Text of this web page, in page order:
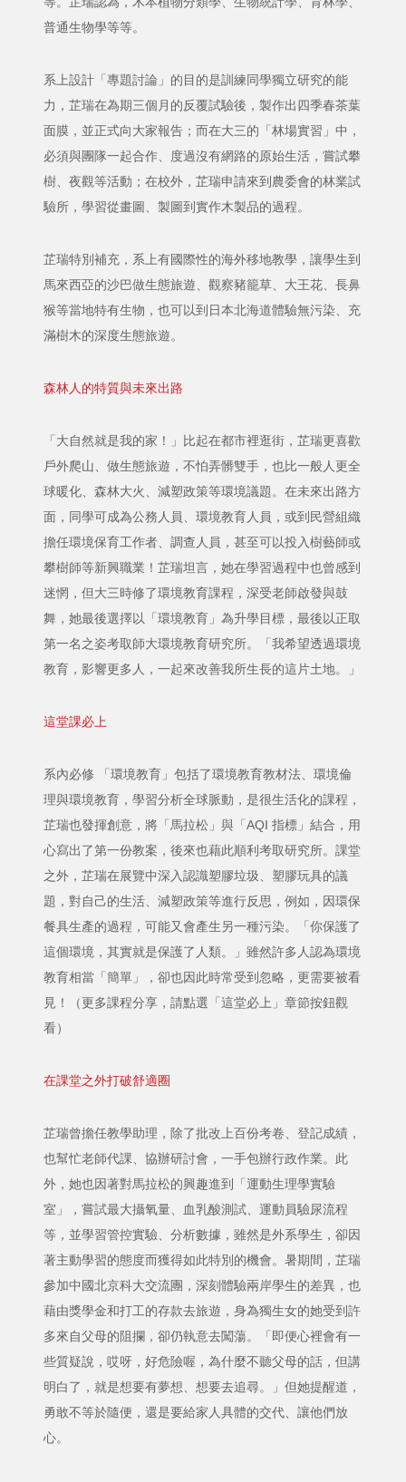
普通生物學等等。
系上設計「專題討論」的目的是訓練同學獨立研究的能
力，芷瑞在為期三個月的反覆試驗後，製作出四季春茶葉
面膜，並正式向大家報告；而在大三的「林場實習」中，
必須與團隊一起合作、度過沒有網路的原始生活，嘗試攀
樹、夜觀等活動；在校外，芷瑞申請來到農委會的林業試
驗所，學習從畫圖、製圖到實作木製品的過程。
芷瑞特別補充，系上有國際性的海外移地教學，讓學生到
馬來西亞的沙巴做生態旅遊、觀察豬籠草、大王花、長鼻
猴等當地特有生物，也可以到日本北海道體驗無污染、充
滿樹木的深度生態旅遊。
森林人的特質與未來出路
「大自然就是我的家！」比起在都市裡逛街，芷瑞更喜歡
戶外爬山、做生態旅遊，不怕弄髒雙手，也比一般人更全
球暖化、森林大火、減塑政策等環境議題。在未來出路方
面，同學可成為公務人員、環境教育人員，或到民營組織
擔任環境保育工作者、調查人員，甚至可以投入樹藝師或
攀樹師等新興職業！芷瑞坦言，她在學習過程中也曾感到
迷惘，但大三時修了環境教育課程，深受老師啟發與鼓
舞，她最後選擇以「環境教育」為升學目標，最後以正取
第一名之姿考取師大環境教育研究所。「我希望透過環境
教育，影響更多人，一起來改善我所生長的這片土地。」
這堂課必上
系內必修 「環境教育」包括了環境教育教材法、環境倫
理與環境教育，學習分析全球脈動，是很生活化的課程，
芷瑞也發揮創意，將「馬拉松」與「AQI 指標」結合，用
心寫出了第一份教案，後來也藉此順利考取研究所。課堂
之外，芷瑞在展覽中深入認識塑膠垃圾、塑膠玩具的議
題，對自己的生活、減塑政策等進行反思，例如，因環保
餐具生產的過程，可能又會產生另一種污染。「你保護了
這個環境，其實就是保護了人類。」雖然許多人認為環境
教育相當「簡單」，卻也因此時常受到忽略，更需要被看
見！（更多課程分享，請點選「這堂必上」章節按鈕觀
看）
在課堂之外打破舒適圈
芷瑞曾擔任教學助理，除了批改上百份考卷、登記成績，
也幫忙老師代課、協辦研討會，一手包辦行政作業。此
外，她也因著對馬拉松的興趣進到「運動生理學實驗
室」，嘗試最大攝氧量、血乳酸測試、運動員驗尿流程
等，並學習管控實驗、分析數據，雖然是外系學生，卻因
著主動學習的態度而獲得如此特別的機會。暑期間，芷瑞
參加中國北京科大交流團，深刻體驗兩岸學生的差異，也
藉由獎學金和打工的存款去旅遊，身為獨生女的她受到許
多來自父母的阻攔，卻仍執意去闖蕩。「即便心裡會有一
些質疑說，哎呀，好危險喔，為什麼不聽父母的話，但講
明白了，就是想要有夢想、想要去追尋。」但她提醒道，
勇敢不等於隨便，還是要給家人具體的交代、讓他們放
心。